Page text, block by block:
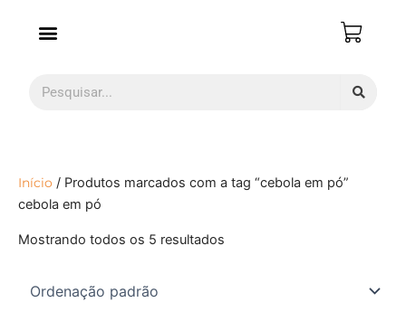
Início / Produtos marcados com a tag “cebola em pó”
cebola em pó
Mostrando todos os 5 resultados